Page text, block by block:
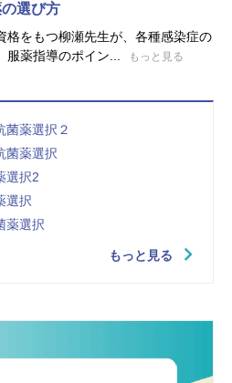
選び方
格をもつ柳瀬先生が、各種感染症の
服薬指導のポイン...
もっと見る
菌薬選択２
菌薬選択
選択2
選択
薬選択
もっと見る